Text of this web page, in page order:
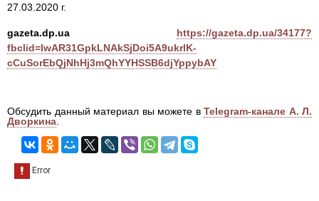
27.03.2020 г.
gazeta.dp.ua
https://gazeta.dp.ua/34177?
fbclid=IwAR31GpkLNAkSjDoi5A9ukrlK-
cCuSorEbQjNhHj3mQhYYHSSB6djYppybAY
Обсудить данный материал вы можете в Telegram-канале А. Л.
Дворкина